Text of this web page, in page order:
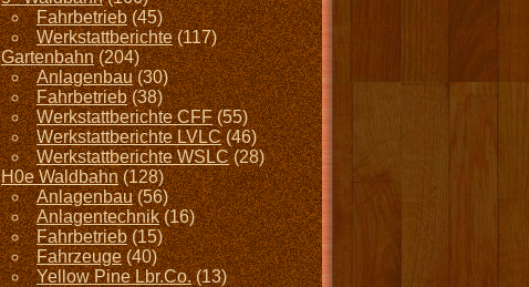
Fahrbetrieb(45)
Werkstattberichte(117)
Gartenbahn(204)
Anlagenbau(30)
Fahrbetrieb(38)
Werkstattberichte CFF(55)
Werkstattberichte LVLC(46)
Werkstattberichte WSLC(28)
H0e Waldbahn(128)
Anlagenbau(56)
Anlagentechnik(16)
Fahrbetrieb(15)
Fahrzeuge(40)
Yellow Pine Lbr.Co.(13)